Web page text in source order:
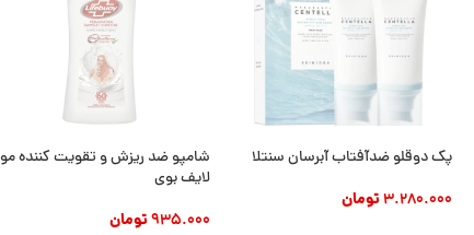
پک دوقلو ضدآفتاب آبرسان سنتلا
3.280.000تومان
شامپو ضد ریزش و تقویت کننده مو
لایف بوی
935.000تومان